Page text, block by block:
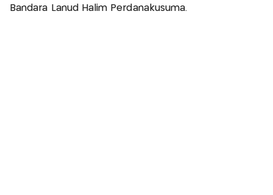
Bandara Lanud Halim Perdanakusuma.